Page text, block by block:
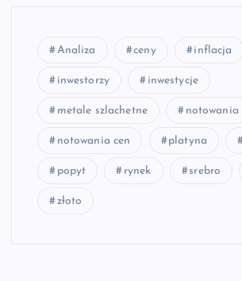
Analiza ceny inflacja
inwestorzy inwestycje
metale szlachetne notowania
notowania cen platyna
popyt rynek srebro
złoto